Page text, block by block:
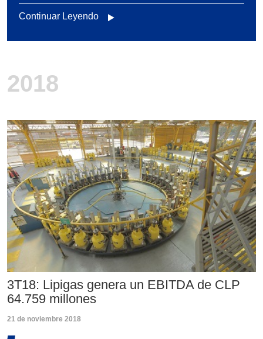
Continuar Leyendo
2018
3T18: Lipigas genera un EBITDA de CLP
64.759 millones
21 de noviembre 2018